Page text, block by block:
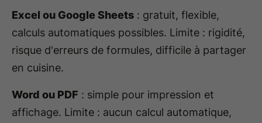
Excel ou Google Sheets : gratuit, flexible,
calculs automatiques possibles. Limite : rigidité,
risque d'erreurs de formules, difficile à partager
en cuisine.
Word ou PDF : simple pour impression et
affichage. Limite : aucun calcul automatique,